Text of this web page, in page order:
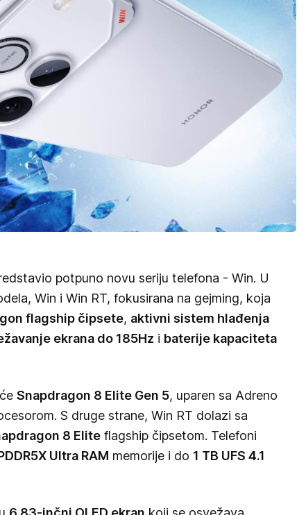
potpuno novu seriju telefona - Win. U
Win i Win RT, fokusirana na gejming, koja
flagship čipsete, aktivni sistem hlađenja
ekrana do 185Hz i baterije kapaciteta
Snapdragon 8 Elite Gen 5, uparen sa Adreno
S druge strane, Win RT dolazi sa
8 Elite flagship čipsetom. Telefoni
Ultra RAM memorije i do 1 TB UFS 4.1